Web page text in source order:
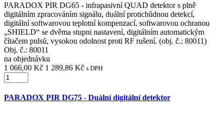
PARADOX PIR DG65 - infrapasivní QUAD detektor s plně
digitálním zpracováním signálu, duální protichůdnou detekcí,
digitální softwarovou teplotní kompenzací, softwarovou ochranou
„SHIELD“ se dvěma stupni nastavení, digitálním automatickým
čítačem pulsů, vysokou odolnost proti RF rušení. (obj. č.: 80011)
Obj. č.: 80011
na objednávku
1 066,00 Kč 1 289,86 Kč s DPH
PARADOX PIR DG75 - Duální digitální detektor